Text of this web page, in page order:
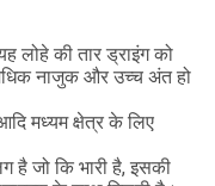
लोहे की तार ड्राइंग को
नाजुक और उच्च अंत हो
मध्यम क्षेत्र के लिए
है जो कि भारी है, इसकी